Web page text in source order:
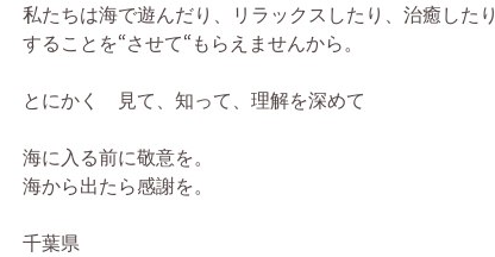
私たちは海で遊んだり、リラックスしたり、治癒したり
することを“させて“もらえませんから。
とにかく 見て、知って、理解を深めて
海に入る前に敬意を。
海から出たら感謝を。
千葉県